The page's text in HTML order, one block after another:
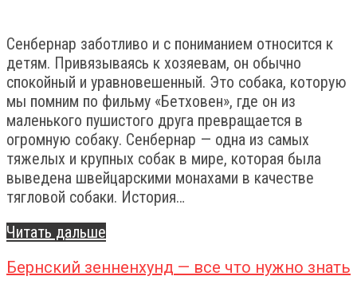
Сенбернар заботливо и с пониманием относится к
детям. Привязываясь к хозяевам, он обычно
спокойный и уравновешенный. Это собака, которую
мы помним по фильму «Бетховен», где он из
маленького пушистого друга превращается в
огромную собаку. Сенбернар — одна из самых
тяжелых и крупных собак в мире, которая была
выведена швейцарскими монахами в качестве
тягловой собаки. История…
Читать дальше
Бернский зенненхунд — все что нужно знать